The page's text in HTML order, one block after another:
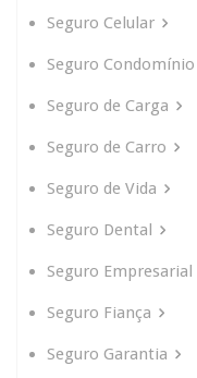
Seguro Celular
Seguro Condomínio
Seguro de Carga
Seguro de Carro
Seguro de Vida
Seguro Dental
Seguro Empresarial
Seguro Fiança
Seguro Garantia